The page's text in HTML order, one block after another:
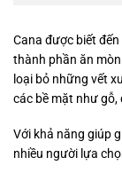
Cana được biết
thành phần ăn
loại bỏ những vết
các bề mặt như gỗ,
Với khả năng giúp
nhiều người lựa